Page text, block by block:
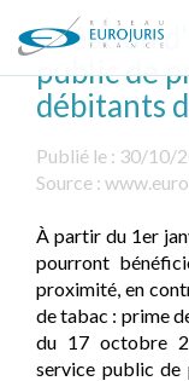
Création
public de
débitants
Publié le : 30/10/
Source :
À partir du 1er
pourront
proximité, en
de tabac : prime
du 17 octobre
service public